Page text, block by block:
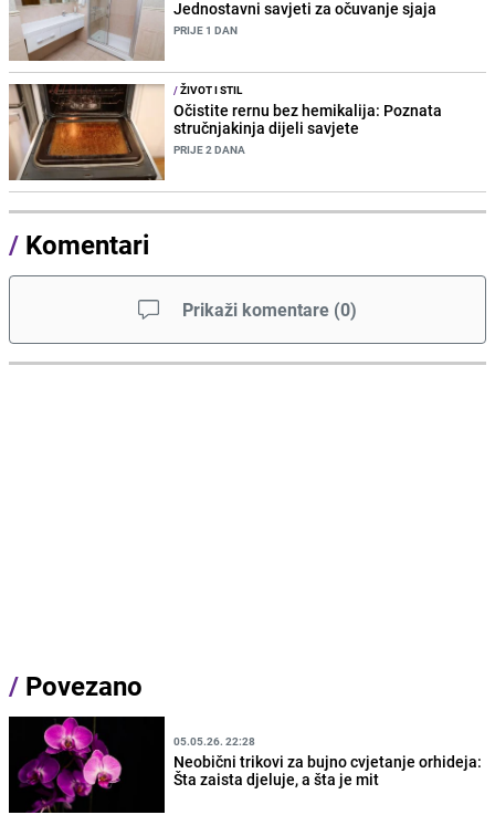
Jednostavni savjeti za očuvanje sjaja
PRIJE 1 DAN
/ŽIVOT I STIL
Očistite rernu bez hemikalija: Poznata
stručnjakinja dijeli savjete
PRIJE 2 DANA
/ Komentari
Prikaži komentare (0)
/ Povezano
05.05.26. 22:28
Neobični trikovi za bujno cvjetanje orhideja:
Šta zaista djeluje, a šta je mit